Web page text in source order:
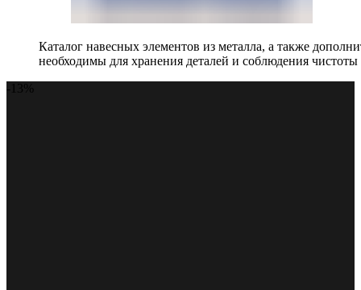
Каталог навесных элементов из металла, а также
необходимы для хранения деталей и соблюдения чистоты
-13%